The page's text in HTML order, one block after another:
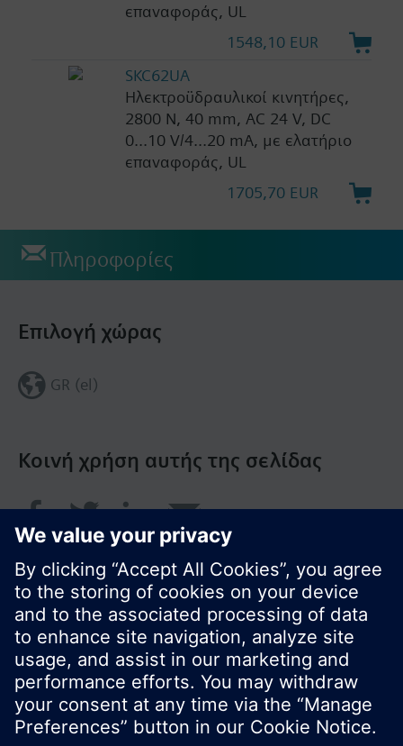
επαναφοράς, UL
1548,10 EUR
SKC62UA
Ηλεκτροϋδραυλικοί κινητήρες,
2800 N, 40 mm, AC 24 V, DC
0...10 V/4...20 mA, με ελατήριο
επαναφοράς, UL
1705,70 EUR
Πληροφορίες
Κοινή χρήση αυτής της σελίδας
Επιλογή χώρας
GR (el)
© Siemens Greece 2017
Το χαρτοφυλάκιο προϊόντων και οι τιμές μπορεί